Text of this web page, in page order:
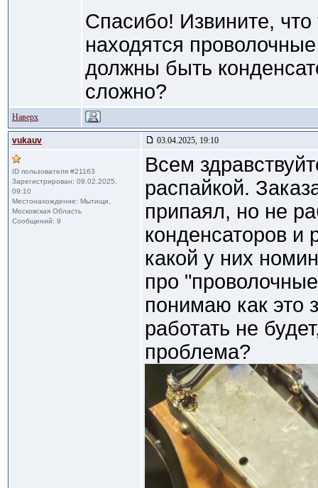
Спасибо! Извините,
находятся
должны быть
сложно?
Наверх
vukauv 03.04.2025, 19:10
ID пользователя #21163
Зарегистрирован: 09.02.2025,
09:10
Местонахождение: Мытищи,
Московская Область
Сообщений: 9
Всем
распайкой.
припаял, но не
конденсаторов и
какой у них
про
понимаю как это
работать не
проблема?